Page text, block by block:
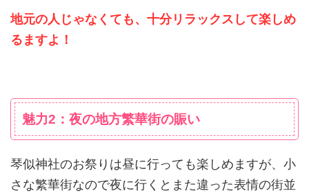
地元の人じゃなくても、十分リラックスして楽しめ
るますよ！
魅力2：夜の地方繁華街の賑い
琴似神社のお祭りは昼に行っても楽しめますが、小
さな繁華街なので夜に行くとまた違った表情の街並